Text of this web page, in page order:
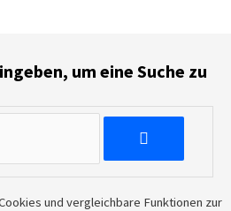
um eine Suche zu
und vergleichbare Funktionen zur